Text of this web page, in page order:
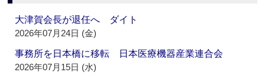
大津賀会長が退任へ ダイト
2026年07月24日 (金)
事務所を日本橋に移転 日本医療機器産業連合会
2026年07月15日 (水)